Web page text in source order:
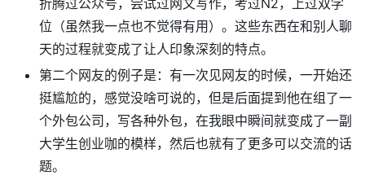
折腾过公众号，尝试过网文写作，考过N2，上过双学
位（虽然我一点也不觉得有用）。这些东西在和别人聊
天的过程就变成了让人印象深刻的特点。
第二个网友的例子是：有一次见网友的时候，一开始还
挺尴尬的，感觉没啥可说的，但是后面提到他在组了一
个外包公司，写各种外包，在我眼中瞬间就变成了一副
大学生创业咖的模样，然后也就有了更多可以交流的话
题。